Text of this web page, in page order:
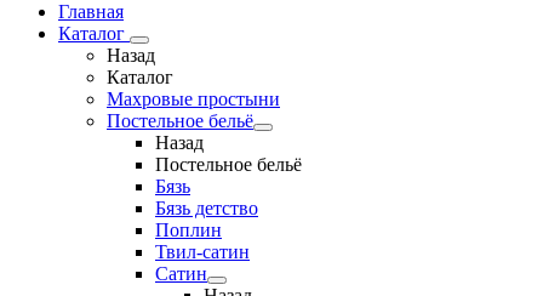
Главная
Каталог
Назад
Каталог
Махровые простыни
Постельное бельё
Назад
Постельное бельё
Бязь
Бязь детство
Поплин
Твил-сатин
Сатин